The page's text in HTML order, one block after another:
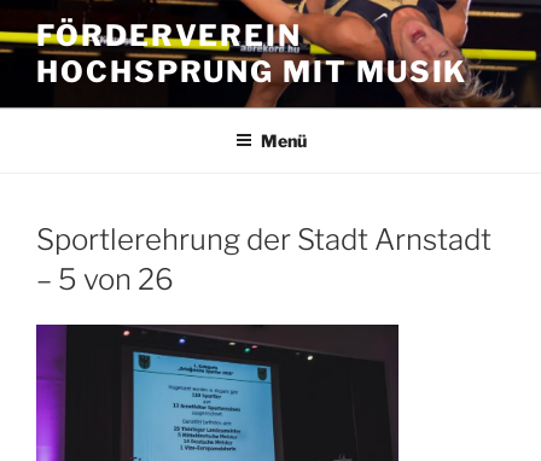
Inhalt
springen
FÖRDERVEREIN
HOCHSPRUNG MIT MUSIK
Menü
Sportlerehrung der Stadt Arnstadt
– 5 von 26